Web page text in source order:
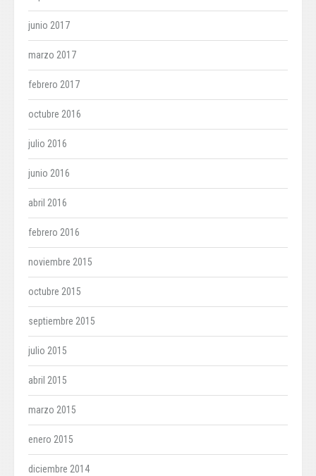
junio 2017
marzo 2017
febrero 2017
octubre 2016
julio 2016
junio 2016
abril 2016
febrero 2016
noviembre 2015
octubre 2015
septiembre 2015
julio 2015
abril 2015
marzo 2015
enero 2015
diciembre 2014